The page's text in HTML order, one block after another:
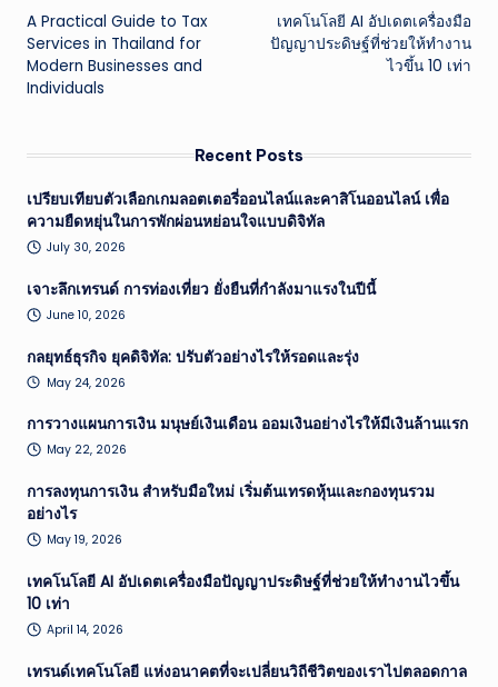
navigation
A Practical Guide to Tax
Services in Thailand for
Modern Businesses and
Individuals
เทคโนโลยี AI อัปเดตเครื่องมือ
ปัญญาประดิษฐ์ที่ช่วยให้ทำงาน
ไวขึ้น 10 เท่า
Recent Posts
เปรียบเทียบตัวเลือกเกมลอตเตอรี่ออนไลน์และคาสิโนออนไลน์ เพื่อ
ความยืดหยุ่นในการพักผ่อนหย่อนใจแบบดิจิทัล
July 30, 2026
เจาะลึกเทรนด์ การท่องเที่ยว ยั่งยืนที่กำลังมาแรงในปีนี้
June 10, 2026
กลยุทธ์ธุรกิจ ยุคดิจิทัล: ปรับตัวอย่างไรให้รอดและรุ่ง
May 24, 2026
การวางแผนการเงิน มนุษย์เงินเดือน ออมเงินอย่างไรให้มีเงินล้านแรก
May 22, 2026
การลงทุนการเงิน สำหรับมือใหม่ เริ่มต้นเทรดหุ้นและกองทุนรวม
อย่างไร
May 19, 2026
เทคโนโลยี AI อัปเดตเครื่องมือปัญญาประดิษฐ์ที่ช่วยให้ทำงานไวขึ้น
10 เท่า
April 14, 2026
เทรนด์เทคโนโลยี แห่งอนาคตที่จะเปลี่ยนวิถีชีวิตของเราไปตลอดกาล